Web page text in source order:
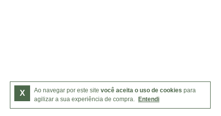
Ao navegar por este site você aceita o uso de cookies para
agilizar a sua experiência de compra.
Entendi
X